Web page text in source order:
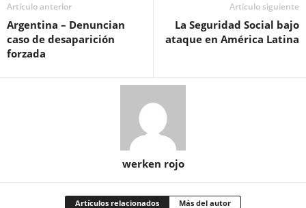
Artículo anterior
Argentina – Denuncian
caso de desaparición
forzada
Artículo siguiente
La Seguridad Social bajo
ataque en América Latina
werken rojo
Artículos relacionados Más del autor